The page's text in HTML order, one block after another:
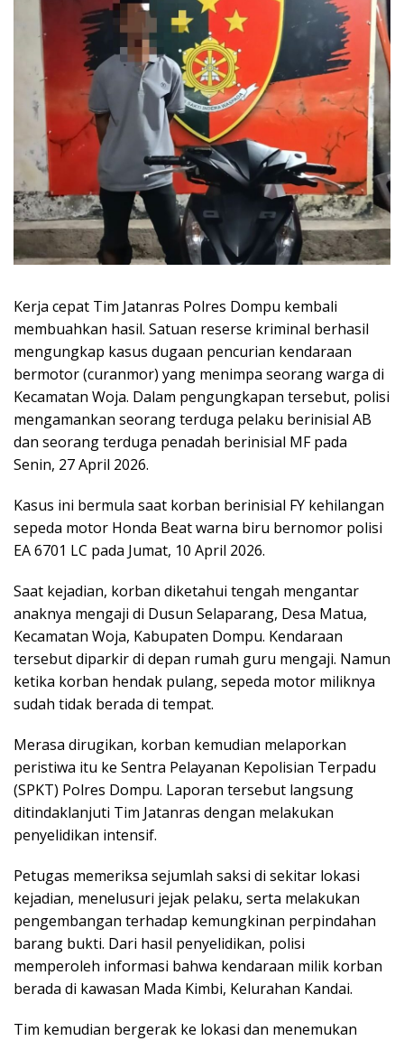
Kerja cepat Tim Jatanras Polres Dompu kembali
membuahkan hasil. Satuan reserse kriminal berhasil
mengungkap kasus dugaan pencurian kendaraan
bermotor (curanmor) yang menimpa seorang warga di
Kecamatan Woja. Dalam pengungkapan tersebut, polisi
mengamankan seorang terduga pelaku berinisial AB
dan seorang terduga penadah berinisial MF pada
Senin, 27 April 2026.
Kasus ini bermula saat korban berinisial FY kehilangan
sepeda motor Honda Beat warna biru bernomor polisi
EA 6701 LC pada Jumat, 10 April 2026.
Saat kejadian, korban diketahui tengah mengantar
anaknya mengaji di Dusun Selaparang, Desa Matua,
Kecamatan Woja, Kabupaten Dompu. Kendaraan
tersebut diparkir di depan rumah guru mengaji. Namun
ketika korban hendak pulang, sepeda motor miliknya
sudah tidak berada di tempat.
Merasa dirugikan, korban kemudian melaporkan
peristiwa itu ke Sentra Pelayanan Kepolisian Terpadu
(SPKT) Polres Dompu. Laporan tersebut langsung
ditindaklanjuti Tim Jatanras dengan melakukan
penyelidikan intensif.
Petugas memeriksa sejumlah saksi di sekitar lokasi
kejadian, menelusuri jejak pelaku, serta melakukan
pengembangan terhadap kemungkinan perpindahan
barang bukti. Dari hasil penyelidikan, polisi
memperoleh informasi bahwa kendaraan milik korban
berada di kawasan Mada Kimbi, Kelurahan Kandai.
Tim kemudian bergerak ke lokasi dan menemukan